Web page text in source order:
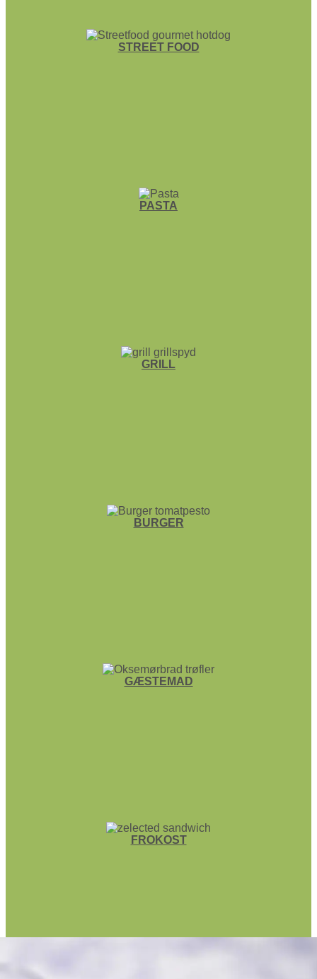
STREET FOOD
PASTA
GRILL
BURGER
GÆSTEMAD
FROKOST